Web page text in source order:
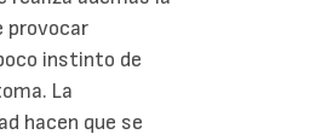
provocar
instinto de
La
hacen que se